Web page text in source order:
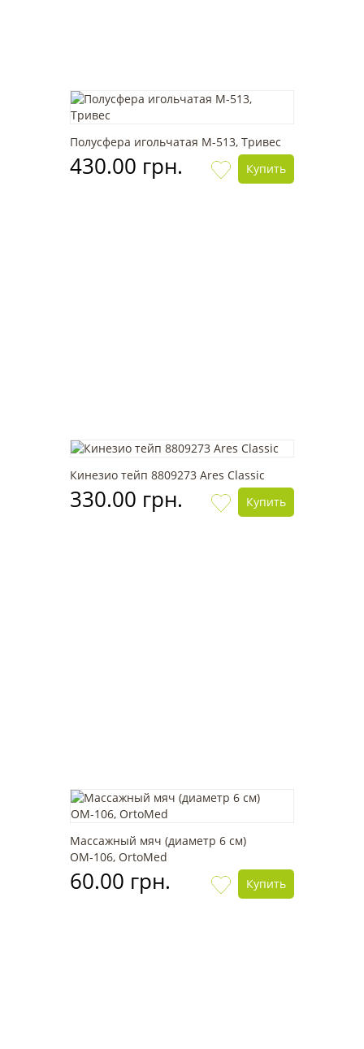
Полусфера игольчатая M-513, Тривес
430.00 грн. Купить
Кинезио тейп 8809273 Ares Classic
330.00 грн. Купить
Массажный мяч (диаметр 6 см)
OМ-106, OrtoMed
60.00 грн. Купить